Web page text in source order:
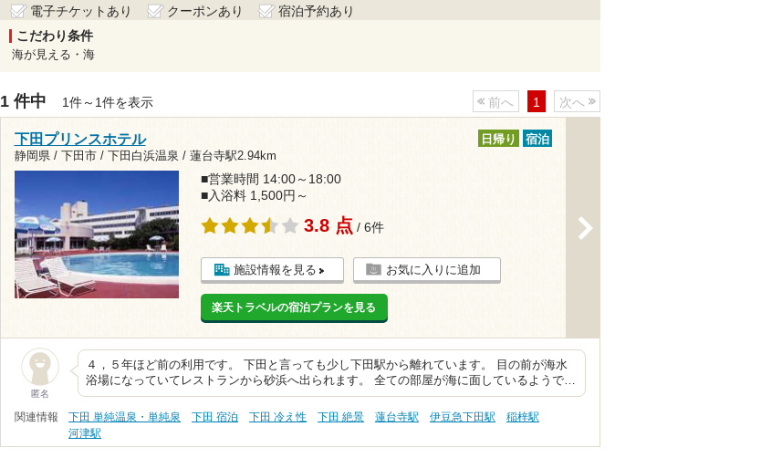
電子チケットあり クーポンあり
宿泊予約あり
こだわり条件
海が見える・海
1 件中 1件～1件を表示 前へ 1 次へ
下田プリンスホテル
静岡県 / 下田市 / 下田白浜温泉 / 蓮台寺駅2.94km
日帰り 宿泊
■営業時間 14:00～18:00
■入浴料 1,500円～
3.8 点 / 6件
施設情報を見る お気に入りに追加
楽天トラベルの宿泊プランを見る
匿名
４，５年ほど前の利用です。 下田と言っても少し下田駅から離れています。 目の前が海水
浴場になっていてレストランから砂浜へ出られます。 全ての部屋が海に面しているようで…
関連情報 下田 単純温泉・単純泉 下田 宿泊 下田 冷え性 下田 絶景 蓮台寺駅 伊豆急下田駅
稲梓駅
河津駅